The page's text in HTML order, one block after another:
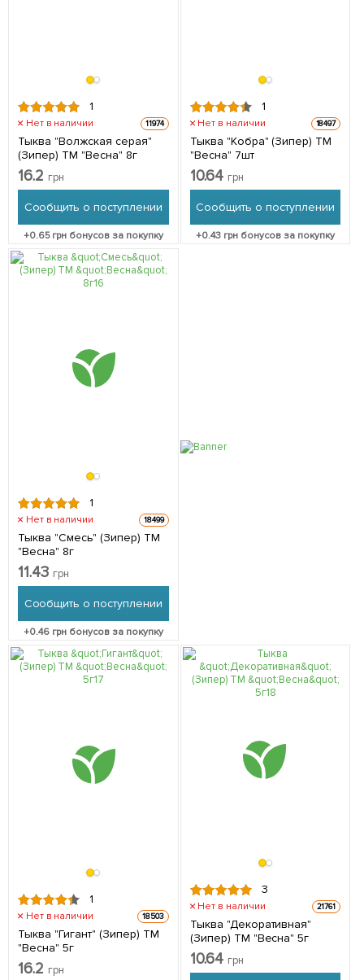
1
Нет в наличии 11974
Тыква "Волжская серая"
(Зипер) ТМ "Весна" 8г
16.2 грн
Сообщить о поступлении
+0.65грн бонусов за покупку
1
Нет в наличии 18497
Тыква "Кобра" (Зипер) ТМ
"Весна" 7шт
10.64 грн
Сообщить о поступлении
+0.43 грн бонусов за покупку
1
Нет в наличии 18499
Тыква "Смесь" (Зипер) ТМ
"Весна" 8г
11.43 грн
Сообщить о поступлении
+0.46 грн бонусов за покупку
1
Нет в наличии 18503
Тыква "Гигант" (Зипер) ТМ
"Весна" 5г
16.2 грн
3
Нет в наличии 21761
Тыква "Декоративная"
(Зипер) ТМ "Весна" 5г
10.64 грн